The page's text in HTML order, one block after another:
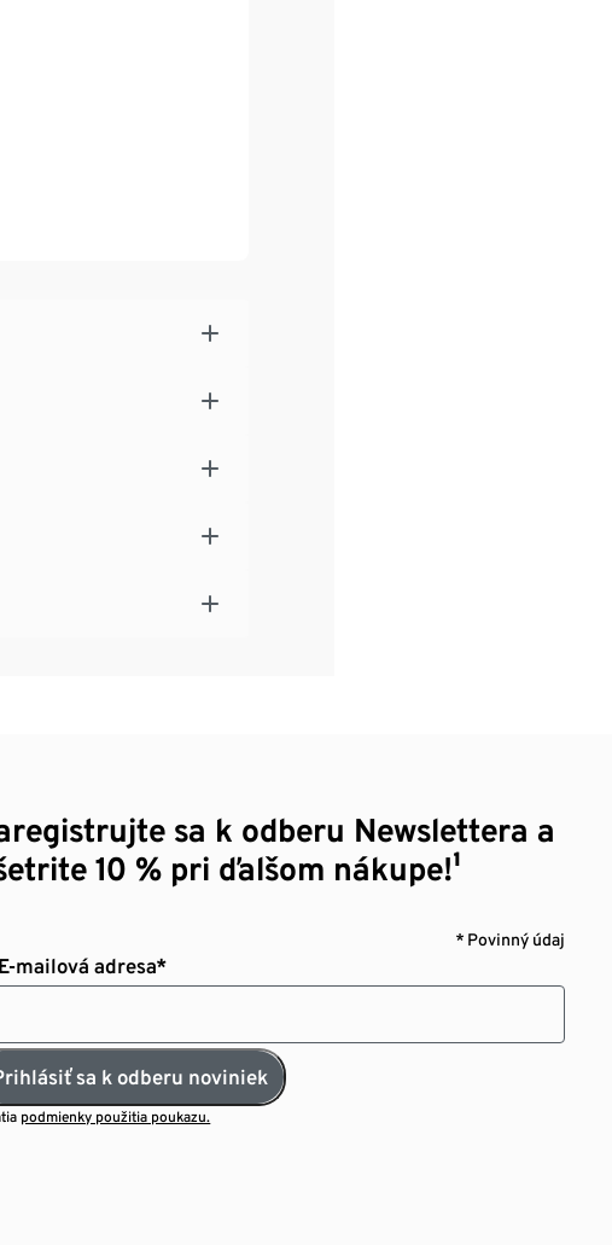
sa k odberu Newslettera a
10 % pri ďalšom nákupe!¹
* Povinný údaj
E-mailová adresa*
sa k odberu noviniek
podmienky použitia poukazu.